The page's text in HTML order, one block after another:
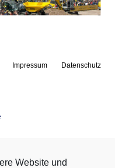
Impressum Datenschutz
und eine Sporthalle zu
Website und